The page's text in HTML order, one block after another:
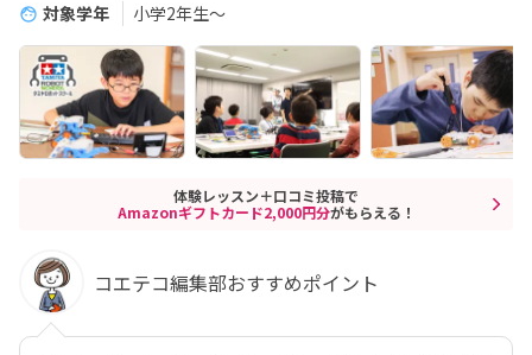
対象学年
小学2年生〜
体験レッスン＋口コミ投稿で
Amazonギフトカード2,000円分がもらえる！
コエテコ編集部おすすめポイント